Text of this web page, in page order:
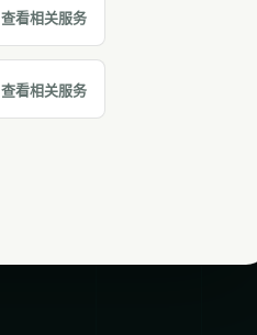
查看相关服务
查看相关服务